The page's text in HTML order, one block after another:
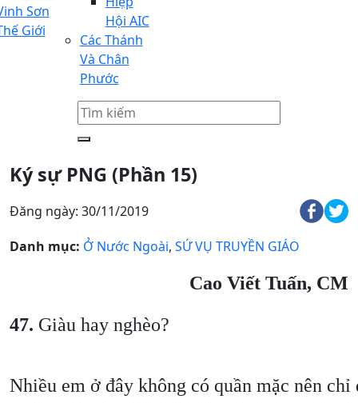
Sơn
Giới
Hội AIC
Các Thánh
Và Chân
Phước
Ký sự PNG (Phần 15)
Đăng ngày: 30/11/2019
Danh mục: Ở Nước Ngoài, SỨ VỤ TRUYỀN GIÁO
Cao Viết Tuấn, CM
47. Giàu hay nghèo?
Nhiều em ở đây không có quần mặc nên chỉ